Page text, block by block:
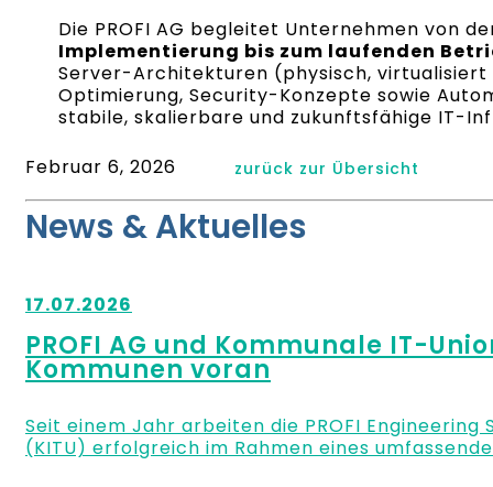
Die PROFI AG begleitet Unternehmen von
Implementierung bis zum laufenden
Server-Architekturen (physisch,
Optimierung, Security-Konzepte sowie
stabile, skalierbare und zukunftsfähige IT-
Februar 6, 2026
zurück zur Übersicht
News & Aktuelles
17.07.2026
PROFI AG und Kommunale IT-
Kommunen voran
Seit einem Jahr arbeiten die PROFI Engineering
(KITU) erfolgreich im Rahmen eines